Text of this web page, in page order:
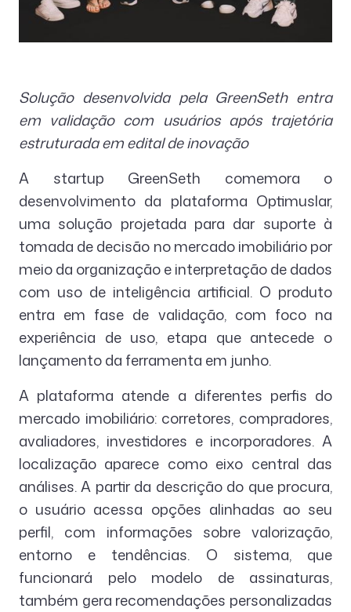
Solução desenvolvida pela GreenSeth entra
em validação com usuários após trajetória
estruturada em edital de inovação
A startup GreenSeth comemora o
desenvolvimento da plataforma Optimuslar,
uma solução projetada para dar suporte à
tomada de decisão no mercado imobiliário por
meio da organização e interpretação de dados
com uso de inteligência artificial. O produto
entra em fase de validação, com foco na
experiência de uso, etapa que antecede o
lançamento da ferramenta em junho.
A plataforma atende a diferentes perfis do
mercado imobiliário: corretores, compradores,
avaliadores, investidores e incorporadores. A
localização aparece como eixo central das
análises. A partir da descrição do que procura,
o usuário acessa opções alinhadas ao seu
perfil, com informações sobre valorização,
entorno e tendências. O sistema, que
funcionará pelo modelo de assinaturas,
também gera recomendações personalizadas